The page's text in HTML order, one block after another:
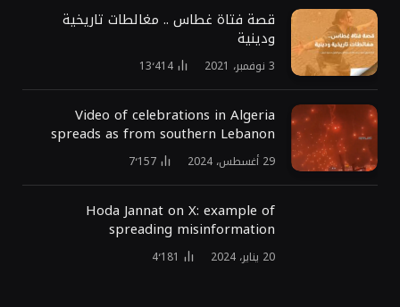
قصة فتاة غطاس .. مغالطات تاريخية
ودينية
3 نوفمبر، 2021 13٬414
Video of celebrations in Algeria
spreads as from southern Lebanon
29 أغسطس، 2024 7٬157
Hoda Jannat on X: example of
spreading misinformation
20 يناير، 2024 4٬181